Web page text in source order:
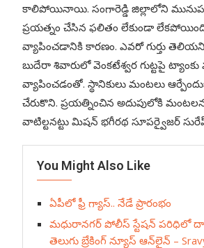
కాలిపోయినాయి. సంగారెడ్డి జిల్లాలోని
ప్రయత్నం చేసిన ఫలితం లేకుండా
వ్యాపించడానికి కారణం. ఎవరో గుర్తు
బుదేరా శివారులో వెంకటేశ్వర గుట్టపై ట్యాంకు
వ్యాపించడంతో. స్థానికులు మంటలు
చేరుకొని. ప్రయత్నించిన అదుపులోకి
వాటిల్టనట్టు మిషన్ భగీరథ సూపర్వైజర్
You Might Also Like
ఏపీలో ఫ్రీ గ్యాస్.. నేడే ప్రారంభం
మధురానగర్ పోలీస్ స్టేషన్ పరిధిలో
తెలుగు బ్రేకింగ్ న్యూస్ ఆన్‌లైన్ –